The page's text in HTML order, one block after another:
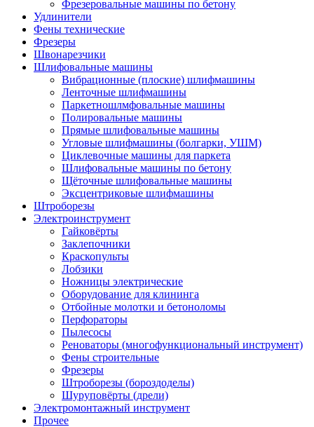
Фрезеровальные машины по бетону
Удлинители
Фены технические
Фрезеры
Швонарезчики
Шлифовальные машины
Вибрационные (плоские) шлифмашины
Ленточные шлифмашины
Паркетношлмфовальные машины
Полировальные машины
Прямые шлифовальные машины
Угловые шлифмашины (болгарки, УШМ)
Циклевочные машины для паркета
Шлифовальные машины по бетону
Щёточные шлифовальные машины
Эксцентриковые шлифмашины
Штроборезы
Электроинструмент
Гайковёрты
Заклепочники
Краскопульты
Лобзики
Ножницы электрические
Оборудование для клининга
Отбойные молотки и бетоноломы
Перфораторы
Пылесосы
Реноваторы (многофункциональный инструмент)
Фены строительные
Фрезеры
Штроборезы (бороздоделы)
Шуруповёрты (дрели)
Электромонтажный инструмент
Прочее